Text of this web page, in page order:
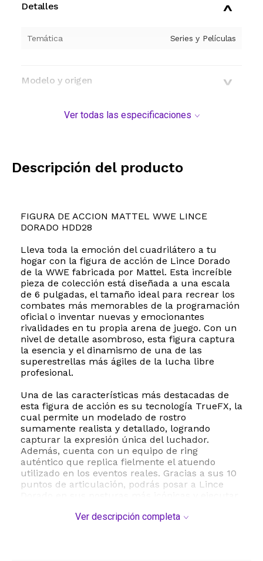
Detalles
Temática Series y Películas
Modelo y origen
Ver todas las especificaciones
Descripción del producto
FIGURA DE ACCION MATTEL WWE LINCE
DORADO HDD28
Lleva toda la emoción del cuadrilátero a tu
hogar con la figura de acción de Lince Dorado
de la WWE fabricada por Mattel. Esta increíble
pieza de colección está diseñada a una escala
de 6 pulgadas, el tamaño ideal para recrear los
combates más memorables de la programación
oficial o inventar nuevas y emocionantes
rivalidades en tu propia arena de juego. Con un
nivel de detalle asombroso, esta figura captura
la esencia y el dinamismo de una de las
superestrellas más ágiles de la lucha libre
profesional.
Una de las características más destacadas de
esta figura de acción es su tecnología TrueFX, la
cual permite un modelado de rostro
sumamente realista y detallado, logrando
capturar la expresión única del luchador.
Además, cuenta con un equipo de ring
auténtico que replica fielmente el atuendo
utilizado en los eventos reales. Gracias a sus 10
puntos de articulación, podrás posar a Lince
Ver descripción completa